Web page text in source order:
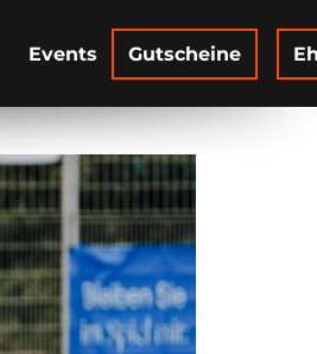
Events Gutscheine